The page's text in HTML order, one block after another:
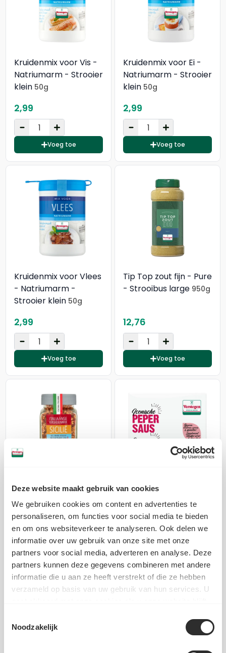
Deze website maakt gebruik van cookies
We gebruiken cookies om content en advertenties te
personaliseren, om functies voor social media te bieden
en om ons websiteverkeer te analyseren. Ook delen we
informatie over uw gebruik van onze site met onze
partners voor social media, adverteren en analyse. Deze
partners kunnen deze gegevens combineren met andere
informatie die u aan ze heeft verstrekt of die ze hebben
verzameld op basis van uw gebruik van hun services. U
Noodzakelijk
Kruidenmix voor Vis -
Natriumarm - Strooier
klein 50g
2,99
Voeg toe
Kruidenmix voor Ei -
Natriumarm - Strooier
klein 50g
2,99
Voeg toe
Kruidenmix voor Vlees
- Natriumarm -
Strooier klein 50g
2,99
Voeg toe
Tip Top zout fijn - Pure
- Strooibus large 950g
12,76
Voeg toe
Italiaanse Kruidenmix
- Sicilië - Voorraadpot
115g
6,99
Voeg toe
Iconische Pepersaus -
Cupje80g
1,49
Voeg toe